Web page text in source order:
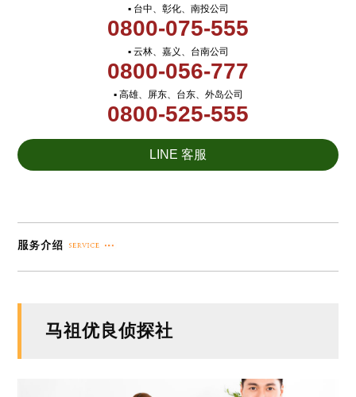
▪ 台中、彰化、南投公司
0800-075-555
▪ 云林、嘉义、台南公司
0800-056-777
▪ 高雄、屏东、台东、外岛公司
0800-525-555
LINE 客服
马祖优良侦探社